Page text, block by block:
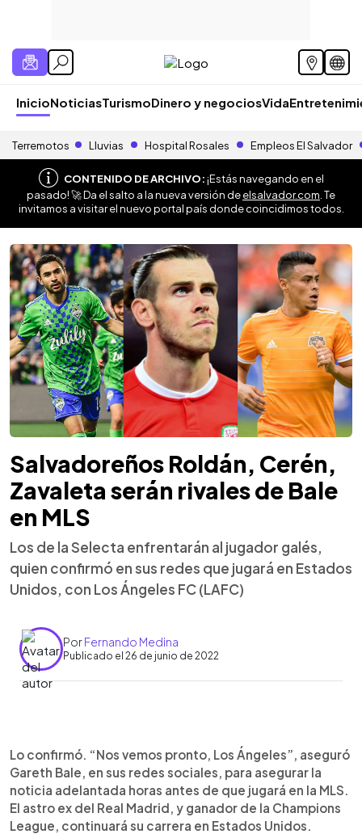
InicioNoticiasTurismoDinero y negociosVida
Terremotos Lluvias Hospital Rosales Empleos El Salvador
CONTENIDO DE ARCHIVO:¡Estás navegando en el
pasado! 🚀 Da el salto a la nueva versión deelsalvador.com . Te
invitamos a visitar el nuevo portal país donde coincidimos todos.
Salvadoreños Roldán, Cerén,
Zavaleta serán rivales de Bale
en MLS
Los de la Selecta enfrentarán al jugador galés,
quien confirmó en sus redes que jugará en Estados
Unidos, con Los Ángeles FC (LAFC)
PorFernando Medina
Publicado el 26 de junio de 2022
► Escuchar artículo
Lo confirmó. “Nos vemos pronto, Los Ángeles”, aseguró
Gareth Bale, en sus redes sociales, para asegurar la
noticia adelantada horas antes de que jugará en la MLS.
El astro ex del Real Madrid, y ganador de la Champions
League, continuará su carrera en Estados Unidos.